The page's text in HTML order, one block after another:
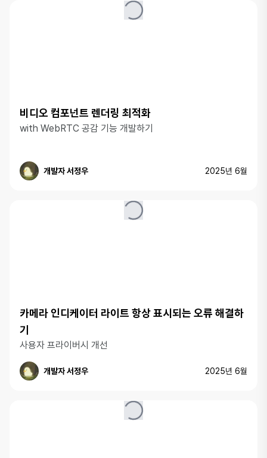
비디오 컴포넌트 렌더링 최적화
with WebRTC 공감 기능 개발하기
개발자 서정우 2025년 6월
카메라 인디케이터 라이트 항상 표시되는 오류 해결하
기
사용자 프라이버시 개선
개발자 서정우 2025년 6월